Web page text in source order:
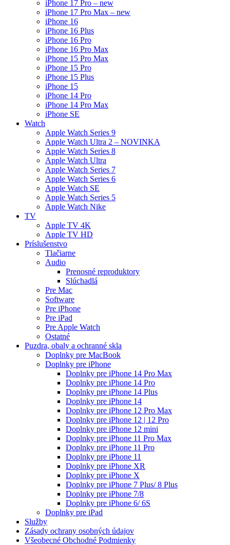
iPhone 17 Pro – new
iPhone 17 Pro Max – new
iPhone 16
iPhone 16 Plus
iPhone 16 Pro
iPhone 16 Pro Max
iPhone 15 Pro Max
iPhone 15 Pro
iPhone 15 Plus
iPhone 15
iPhone 14 Pro
iPhone 14 Pro Max
iPhone SE
Watch
Apple Watch Series 9
Apple Watch Ultra 2 – NOVINKA
Apple Watch Series 8
Apple Watch Ultra
Apple Watch Series 7
Apple Watch Series 6
Apple Watch SE
Apple Watch Series 5
Apple Watch Nike
TV
Apple TV 4K
Apple TV HD
Príslušenstvo
Tlačiarne
Audio
Prenosné reproduktory
Slúchadlá
Pre Mac
Software
Pre iPhone
Pre iPad
Pre Apple Watch
Ostatné
Puzdra, obaly a ochranné skla
Doplnky pre MacBook
Doplnky pre iPhone
Doplnky pre iPhone 14 Pro Max
Doplnky pre iPhone 14 Pro
Doplnky pre iPhone 14 Plus
Doplnky pre iPhone 14
Doplnky pre iPhone 12 Pro Max
Doplnky pre iPhone 12 | 12 Pro
Doplnky pre iPhone 12 mini
Doplnky pre iPhone 11 Pro Max
Doplnky pre iPhone 11 Pro
Doplnky pre iPhone 11
Doplnky pre iPhone XR
Doplnky pre iPhone X
Doplnky pre iPhone 7 Plus/ 8 Plus
Doplnky pre iPhone 7/8
Doplnky pre iPhone 6/ 6S
Doplnky pre iPad
Služby
Zásady ochrany osobných údajov
Všeobecné Obchodné Podmienky